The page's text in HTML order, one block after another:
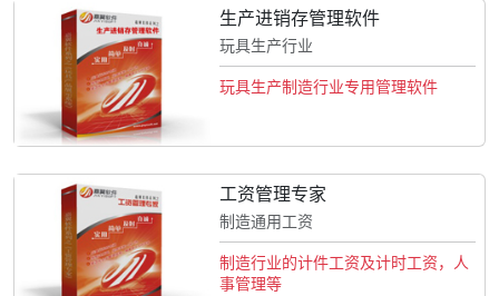
生产进销存管理软件
玩具生产行业
玩具生产制造行业专用管理软件
工资管理专家
制造通用工资
制造行业的计件工资及计时工资，人
事管理等